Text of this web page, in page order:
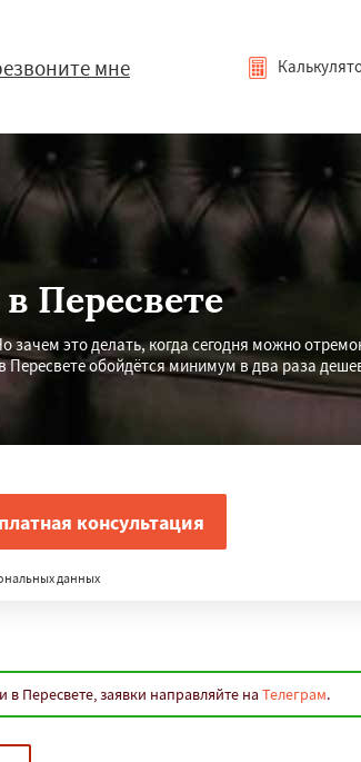
мне
Пересвете
это делать, когда сегодня можно
Пересвете обойдётся минимум в два раза
данных
Пересвете, заявки направляйте на Телеграм.